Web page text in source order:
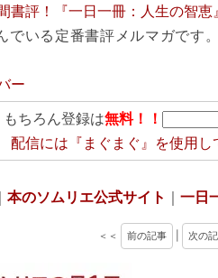
書評！『一日一冊：人生の智恵
でいる定番書評メルマガです
ー
もちろん登録は無料！！
は 『まぐまぐ』 を使用し
｜本のソムリエ公式サイト ｜一日
＜＜ 前の記事 次の